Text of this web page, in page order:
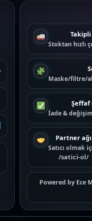
Stoktan hızlı
Maske/filtre/
Şeffaf
İade &
Partner ağı
Satıcı olmak
/satici-ol/
Powered by Ece